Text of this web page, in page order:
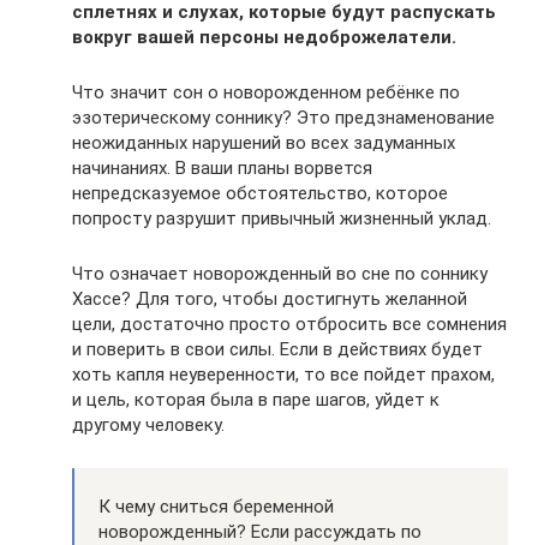
сплетнях и слухах, которые будут распускать
вокруг вашей персоны недоброжелатели.
Что значит сон о новорожденном ребёнке по
эзотерическому соннику? Это предзнаменование
неожиданных нарушений во всех задуманных
начинаниях. В ваши планы ворвется
непредсказуемое обстоятельство, которое
попросту разрушит привычный жизненный уклад.
Что означает новорожденный во сне по соннику
Хассе? Для того, чтобы достигнуть желанной
цели, достаточно просто отбросить все сомнения
и поверить в свои силы. Если в действиях будет
хоть капля неуверенности, то все пойдет прахом,
и цель, которая была в паре шагов, уйдет к
другому человеку.
К чему сниться беременной
новорожденный? Если рассуждать по